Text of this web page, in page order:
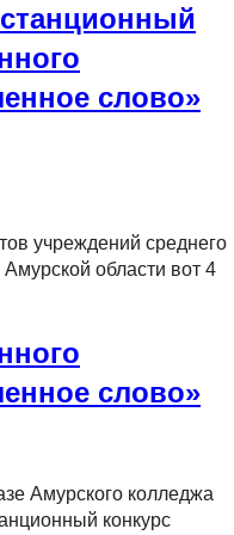
слово»
учреждений среднего
области вот 4
слово»
Амурского колледжа
конкурс